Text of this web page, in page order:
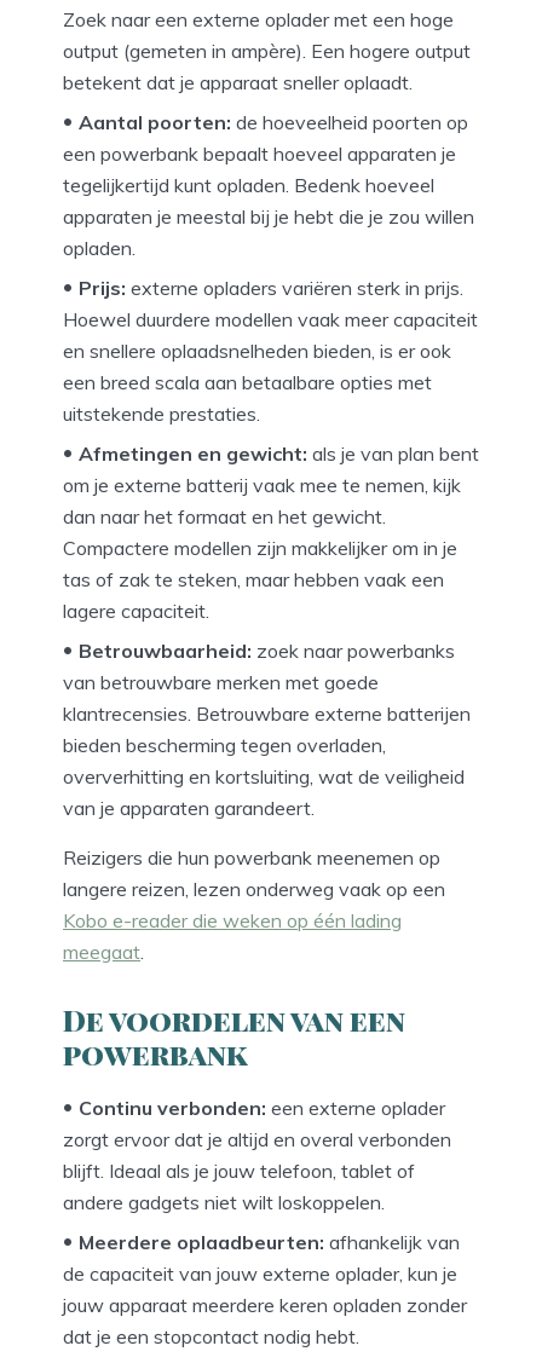
Zoek naar een externe oplader met een hoge
output (gemeten in ampère). Een hogere output
betekent dat je apparaat sneller oplaadt.
Aantal poorten: de hoeveelheid poorten op
een powerbank bepaalt hoeveel apparaten je
tegelijkertijd kunt opladen. Bedenk hoeveel
apparaten je meestal bij je hebt die je zou willen
opladen.
Prijs: externe opladers variëren sterk in prijs.
Hoewel duurdere modellen vaak meer capaciteit
en snellere oplaadsnelheden bieden, is er ook
een breed scala aan betaalbare opties met
uitstekende prestaties.
Afmetingen en gewicht: als je van plan bent
om je externe batterij vaak mee te nemen, kijk
dan naar het formaat en het gewicht.
Compactere modellen zijn makkelijker om in je
tas of zak te steken, maar hebben vaak een
lagere capaciteit.
Betrouwbaarheid: zoek naar powerbanks
van betrouwbare merken met goede
klantrecensies. Betrouwbare externe batterijen
bieden bescherming tegen overladen,
oververhitting en kortsluiting, wat de veiligheid
van je apparaten garandeert.
Reizigers die hun powerbank meenemen op
langere reizen, lezen onderweg vaak op een
Kobo e-reader die weken op één lading
meegaat
De voordelen van een
powerbank
Continu verbonden: een externe oplader
zorgt ervoor dat je altijd en overal verbonden
blijft. Ideaal als je jouw telefoon, tablet of
andere gadgets niet wilt loskoppelen.
Meerdere oplaadbeurten: afhankelijk van
de capaciteit van jouw externe oplader, kun je
jouw apparaat meerdere keren opladen zonder
dat je een stopcontact nodig hebt.